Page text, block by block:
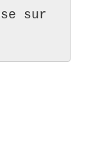
sur